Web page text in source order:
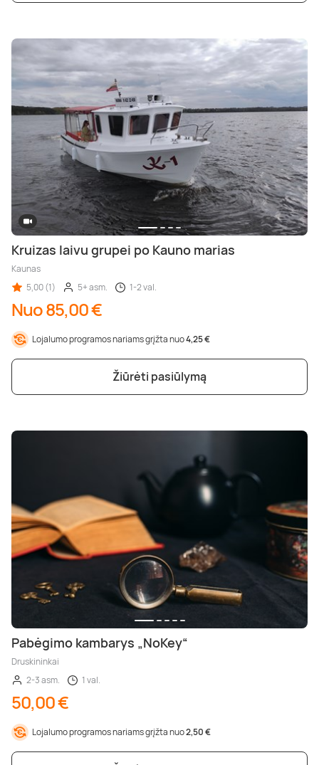
Kruizas laivu grupei po Kauno marias
Kaunas
5,00 (1)
5+ asm. 1-2 val.
Nuo 85,00 €
Lojalumo programos nariams grįžta nuo4,25 €
Žiūrėti pasiūlymą
Pabėgimo kambarys „NoKey“
Druskininkai
2-3 asm.
1 val.
50,00 €
Lojalumo programos nariams grįžta nuo2,50 €